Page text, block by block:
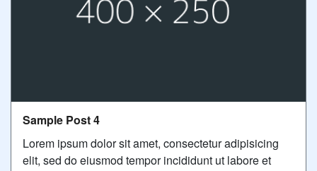
Sample Post 4
Lorem ipsum dolor sit amet, consectetur adipisicing
elit, sed do eiusmod tempor incididunt ut labore et